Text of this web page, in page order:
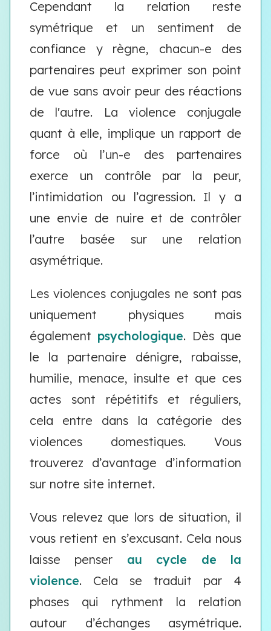
Cependant la relation reste
symétrique et un sentiment de
confiance y règne, chacun-e des
partenaires peut exprimer son point
de vue sans avoir peur des réactions
de l'autre. La violence conjugale
quant à elle, implique un rapport de
force où l’un-e des partenaires
exerce un contrôle par la peur,
l’intimidation ou l’agression. Il y a
une envie de nuire et de contrôler
l’autre basée sur une relation
asymétrique.
Les violences conjugales ne sont pas
uniquement physiques mais
également psychologique. Dès que
le la partenaire dénigre, rabaisse,
humilie, menace, insulte et que ces
actes sont répétitifs et réguliers,
cela entre dans la catégorie des
violences domestiques. Vous
trouverez d’avantage d’information
sur notre site internet.
Vous relevez que lors de situation, il
vous retient en s’excusant. Cela nous
laisse penser au cycle de la
violence. Cela se traduit par 4
phases qui rythment la relation
autour d’échanges asymétrique.